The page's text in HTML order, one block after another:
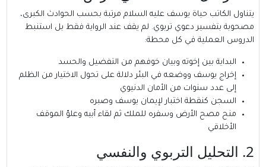
يتناول الكاتب حياة يوسف عليه السلام مرتبة بحسب الحوادث الكبرى،
مصحوبة بتفسير دعوي تربوي. لم يقف عند الرواية فقط بل استنبط
الدروس العملية في كل محطة:
البداية بين إخوته وبيان خوفهم من التفضيل والحسد
إخراج يوسف ووضعه في البئر دلالة على تحول الاختيار من الظلم
إلى عدد سنوات من الأمان الدنيوي
السجن كنقطة اختبار لإيمان يوسف وصبره
منح مصح الأرض وسفره للملك ثم لقاء أبيه وعلوّ الموقف
الأخلاقي
2. التحليل التربوي والنفسي